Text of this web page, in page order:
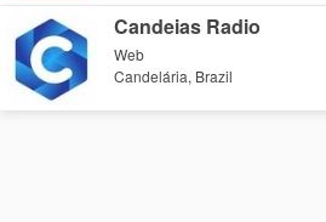
Candeias Radio
Web
Candelária, Brazil